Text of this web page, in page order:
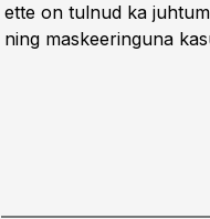
ette on tulnud ka
ning maskeeringuna